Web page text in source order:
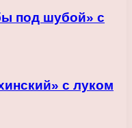
под шубой» с
с луком